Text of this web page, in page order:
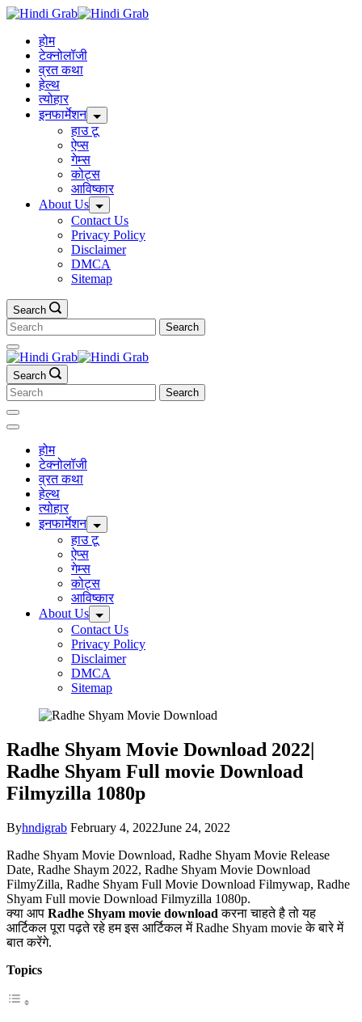
Skip
contentहोम
टेक्नोलॉजी
व्रत कथा
हेल्थ
त्योहार
इनफार्मेशन
हाउ टू
ऐप्स
गेम्स
कोट्स
आविष्कार
About Us
Contact Us
Privacy Policy
Disclaimer
DMCA
Sitemap
Search
Search
for:
Search
Search
for:
होम
टेक्नोलॉजी
व्रत कथा
हेल्थ
त्योहार
इनफार्मेशन
हाउ टू
ऐप्स
गेम्स
कोट्स
आविष्कार
About Us
Contact Us
Privacy Policy
Disclaimer
DMCA
Sitemap
Radhe Shyam Movie Download 2022|
Radhe Shyam Full movie Download
Filmyzilla 1080p
Byhndigrab February 4, 2022June 24, 2022
Radhe Shyam Movie Download, Radhe Shyam Movie Release
Date, Radhe Shaym 2022, Radhe Shyam Movie Download
FilmyZilla, Radhe Shyam Full Movie Download Filmywap, Radhe
Shyam Full movie Download Filmyzilla 1080p.
क्या आप Radhe Shyam movie download करना चाहते है तो यह
आर्टिकल पूरा पढ़ते रहे हम इस आर्टिकल में Radhe Shyam movie के बारे में
बात करेंगे.
Topics